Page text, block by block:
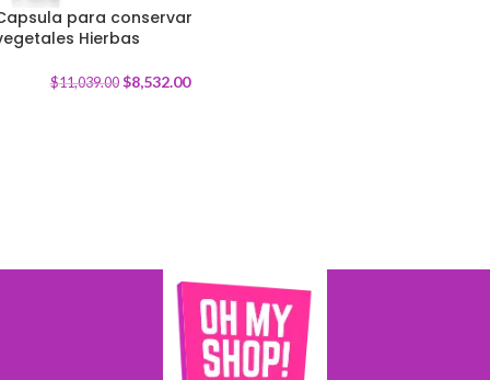
-23%
para conservar
Hierbas
$11,039.00 $8,532.00